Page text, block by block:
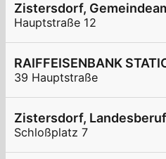
Zistersdorf,
Hauptstraße 12
RAIFFEISENBANK
39 Hauptstraße
Zistersdorf,
Schloßplatz 7